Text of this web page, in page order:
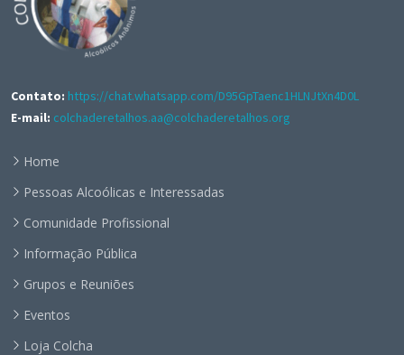
Contato: https://chat.whatsapp.com/D95GpTaenc1HLNJtXn4D0L
E-mail: colchaderetalhos.aa@colchaderetalhos.org
Home
Pessoas Alcoólicas e Interessadas
Comunidade Profissional
Informação Pública
Grupos e Reuniões
Eventos
Loja Colcha